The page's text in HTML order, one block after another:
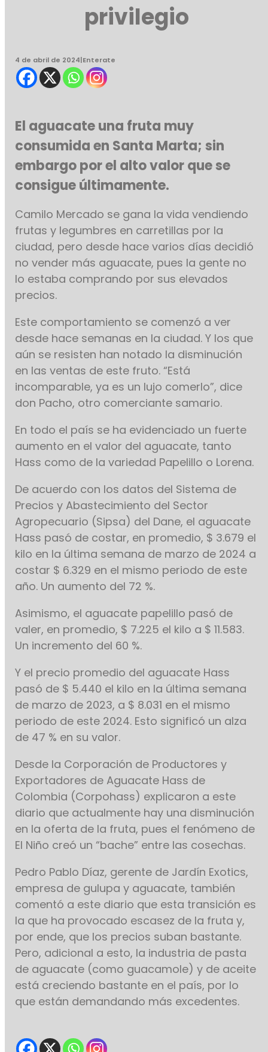
privilegio
4 de abril de 2024|Enterate
El aguacate una fruta muy
consumida en Santa Marta; sin
embargo por el alto valor que se
consigue últimamente.
Camilo Mercado se gana la vida vendiendo
frutas y legumbres en carretillas por la
ciudad, pero desde hace varios días decidió
no vender más aguacate, pues la gente no
lo estaba comprando por sus elevados
precios.
Este comportamiento se comenzó a ver
desde hace semanas en la ciudad. Y los que
aún se resisten han notado la disminución
en las ventas de este fruto. “Está
incomparable, ya es un lujo comerlo”, dice
don Pacho, otro comerciante samario.
En todo el país se ha evidenciado un fuerte
aumento en el valor del aguacate, tanto
Hass como de la variedad Papelillo o Lorena.
De acuerdo con los datos del Sistema de
Precios y Abastecimiento del Sector
Agropecuario (Sipsa) del Dane, el aguacate
Hass pasó de costar, en promedio, $ 3.679 el
kilo en la última semana de marzo de 2024 a
costar $ 6.329 en el mismo periodo de este
año. Un aumento del 72 %.
Asimismo, el aguacate papelillo pasó de
valer, en promedio, $ 7.225 el kilo a $ 11.583.
Un incremento del 60 %.
Y el precio promedio del aguacate Hass
pasó de $ 5.440 el kilo en la última semana
de marzo de 2023, a $ 8.031 en el mismo
periodo de este 2024. Esto significó un alza
de 47 % en su valor.
Desde la Corporación de Productores y
Exportadores de Aguacate Hass de
Colombia (Corpohass) explicaron a este
diario que actualmente hay una disminución
en la oferta de la fruta, pues el fenómeno de
El Niño creó un “bache” entre las cosechas.
Pedro Pablo Díaz, gerente de Jardín Exotics,
empresa de gulupa y aguacate, también
comentó a este diario que esta transición es
la que ha provocado escasez de la fruta y,
por ende, que los precios suban bastante.
Pero, adicional a esto, la industria de pasta
de aguacate (como guacamole) y de aceite
está creciendo bastante en el país, por lo
que están demandando más excedentes.